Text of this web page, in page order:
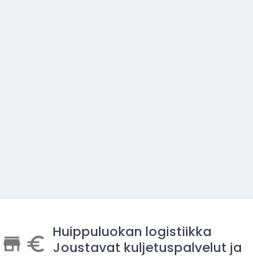
Huippuluokan logistiikka
Joustavat kuljetuspalvelut ja